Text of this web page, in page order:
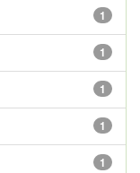
1
1
1
1
1